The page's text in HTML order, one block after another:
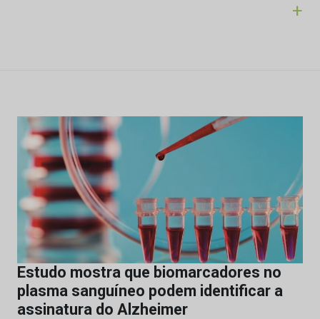
+
Estudo mostra que biomarcadores no
plasma sanguíneo podem identificar a
assinatura do Alzheimer